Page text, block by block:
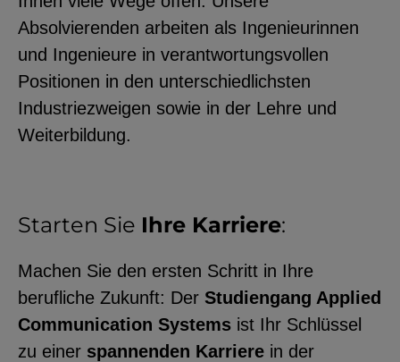
Absolvierenden arbeiten als Ingenieurinnen
und Ingenieure in verantwortungsvollen
Positionen in den unterschiedlichsten
Industriezweigen sowie in der Lehre und
Weiterbildung.
Starten Sie Ihre Karriere:
Machen Sie den ersten Schritt in Ihre
berufliche Zukunft: Der Studiengang Applied
Communication Systems ist Ihr Schlüssel
zu einer spannenden Karriere in der